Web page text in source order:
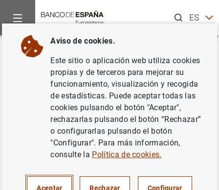
ESEN
Inicio Noticias y eventos
Volver
Encuesta sobre préstamos
bancarios en la zona del euro de
abril de 2024
Aviso de cookies.
Este sitio o aplicación web utiliza cookies
propias y de terceros para mejorar su
funcionamiento, visualización y recogida
de estadísticas. Puede aceptar todas las
cookies pulsando el botón "Aceptar",
rechazarlas pulsando el botón “Rechazar”
o configurarlas pulsando el botón
"Configurar". Para más información,
consulte la Política de cookies.
Aceptar Rechazar Configurar